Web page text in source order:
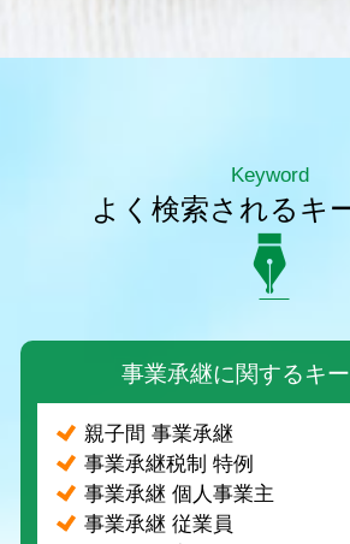
Keyword
よく検索されるキ
事業承継に関するキ
親子間 事業承継
事業承継税制 特例
事業承継 個人事業主
事業承継 従業員